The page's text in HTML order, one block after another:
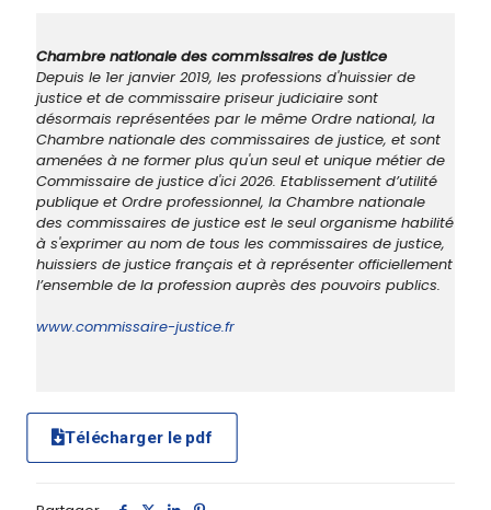
Chambre nationale des commissaires de justice
Depuis le 1er janvier 2019, les professions d'huissier de
justice et de commissaire priseur judiciaire sont
désormais représentées par le même Ordre national, la
Chambre nationale des commissaires de justice, et sont
amenées à ne former plus qu'un seul et unique métier de
Commissaire de justice d'ici 2026. Etablissement d’utilité
publique et Ordre professionnel, la Chambre nationale
des commissaires de justice est le seul organisme habilité
à s'exprimer au nom de tous les commissaires de justice,
huissiers de justice français et à représenter officiellement
l’ensemble de la profession auprès des pouvoirs publics.
www.commissaire-justice.fr
Télécharger le pdf